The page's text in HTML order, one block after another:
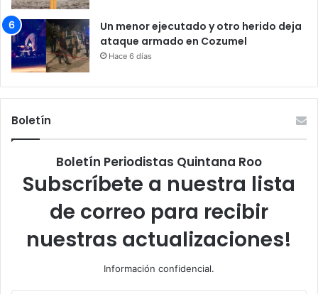
Un menor ejecutado y otro herido deja
ataque armado en Cozumel
Hace 6 días
Boletín
Boletín Periodistas Quintana Roo
Subscríbete a nuestra lista
de correo para recibir
nuestras actualizaciones!
Información confidencial.